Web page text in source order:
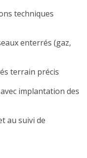
techniques
enterrés (gaz,
terrain précis
implantation des
au suivi de